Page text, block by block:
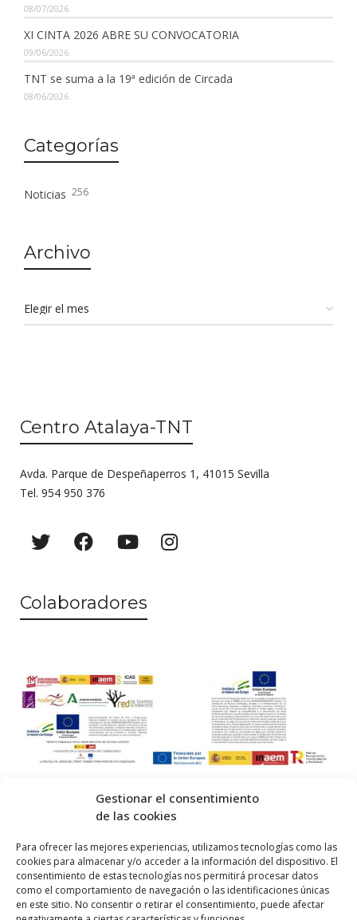
Gestionar el consentimiento
de las cookies
Para ofrecer las mejores experiencias, utilizamos tecnologías como las
cookies para almacenar y/o acceder a la información del dispositivo. El
consentimiento de estas tecnologías nos permitirá procesar datos
como el comportamiento de navegación o las identificaciones únicas
en este sitio. No consentir o retirar el consentimiento, puede afectar
08/07/2026
XI CINTA 2026 ABRE SU CONVOCATORIA
09/06/2026
TNT se suma a la 19ª edición de Circada
08/06/2026
Categorías
Noticias 256
Archivo
Centro Atalaya-TNT
Avda. Parque de Despeñaperros 1, 41015 Sevilla
Tel. 954 950 376
Colaboradores
by QM.
Inicio